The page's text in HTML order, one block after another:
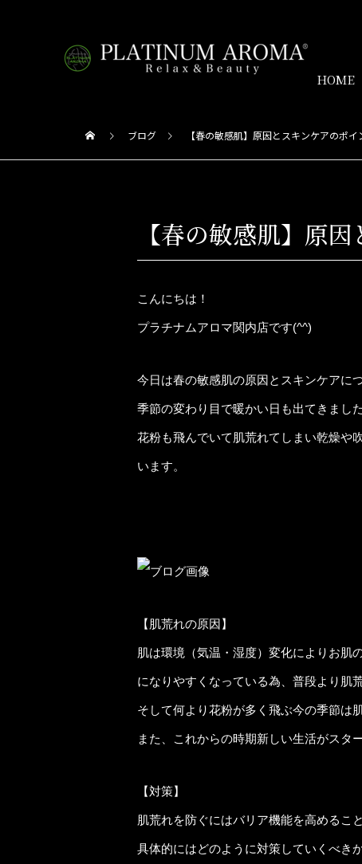
HOME
ブログ 【春の敏感肌】原因とスキンケアのポ
【春の敏感肌】原
こんにちは！
プラチナムアロマ関内店です(^^)
今日は春の敏感肌の原因とスキンケアに
季節の変わり目で暖かい日も出てきまし
花粉も飛んでいて肌荒れてしまい乾燥や
います。
【肌荒れの原因】
肌は環境（気温・湿度）変化によりお肌
になりやすくなっている為、普段より肌
そして何より花粉が多く飛ぶ今の季節は
また、これからの時期新しい生活がスタ
【対策】
肌荒れを防ぐにはバリア機能を高めるこ
具体的にはどのように対策していくべき